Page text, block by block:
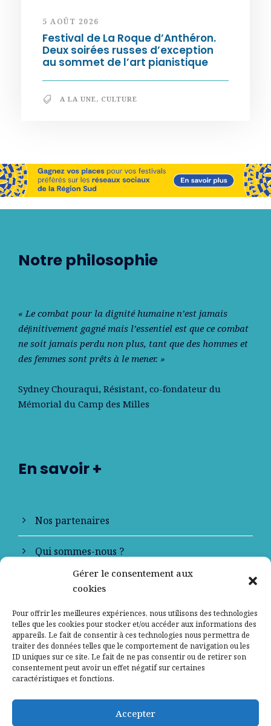
Gérer le consentement aux
cookies
Pour offrir les meilleures expériences, nous utilisons des technologies
telles que les cookies pour stocker et/ou accéder aux informations des
appareils. Le fait de consentir à ces technologies nous permettra de
traiter des données telles que le comportement de navigation ou les
ID uniques sur ce site. Le fait de ne pas consentir ou de retirer son
consentement peut avoir un effet négatif sur certaines
caractéristiques et fonctions.
Accepter
5 AOÛT 2026
Festival de La Roque d’Anthéron.
Deux soirées russes d’exception
au sommet de l’art pianistique
A LA UNE, CULTURE
Notre philosophie
« Le combat pour la dignité humaine n’est jamais
déﬁnitivement gagné mais l’essentiel est que ce combat
ne soit jamais perdu non plus, tant que des hommes et
des femmes sont prêts à le mener. »
Sydney Chouraqui, Résistant, co-fondateur du
Mémorial du Camp des Milles
En savoir +
Nos partenaires
Qui sommes-nous ?
Contactez-nous
Mentions légales
Politique de confidentialité